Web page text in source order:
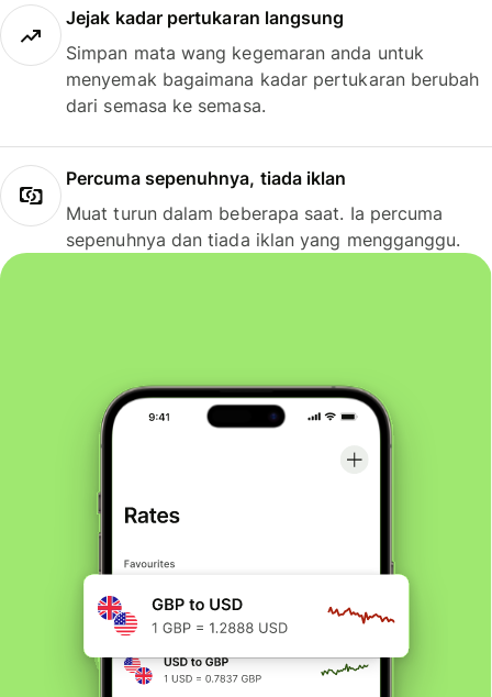
Jejak kadar pertukaran langsung
Simpan mata wang kegemaran anda untuk
menyemak bagaimana kadar pertukaran berubah
dari semasa ke semasa.
Percuma sepenuhnya, tiada iklan
Muat turun dalam beberapa saat. Ia percuma
sepenuhnya dan tiada iklan yang mengganggu.